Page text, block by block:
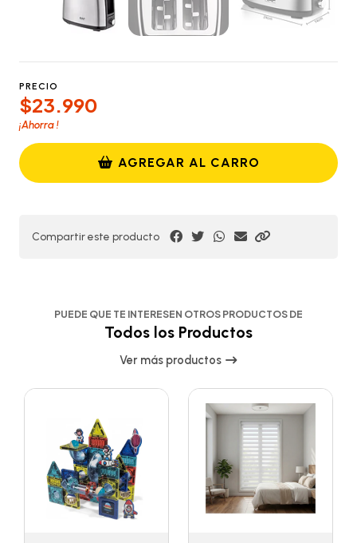
PRECIO
$23.990
¡Ahorra!
AGREGAR AL CARRO
Compartir este producto
PUEDE QUE TE INTERESEN OTROS PRODUCTOS DE
Todos los Productos
Ver más productos